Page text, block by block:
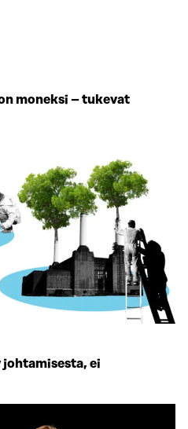
moneksi – tukevat
ei